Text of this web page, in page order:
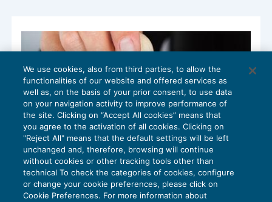
Rottamazione-bis: le novità del decreto
fiscale
We use cookies, also from third parties, to allow the
functionalities of our website and offered services as
well as, on the basis of your prior consent, to use data
on your navigation activity to improve performance of
the site. Clicking on “Accept All cookies” means that
you agree to the activation of all cookies. Clicking on
"Reject All" means that the default settings will be left
unchanged and, therefore, browsing will continue
without cookies or other tracking tools other than
technical To check the categories of cookies, configure
or change your cookie preferences, please click on
Cookie Preferences. For more information about